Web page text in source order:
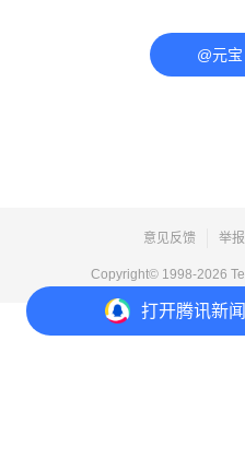
打开腾讯新
@元
意见反馈 举
Copyright© 1998-2026